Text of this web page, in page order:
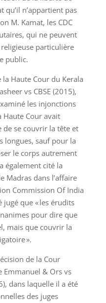
qu’il n’appartient pas
M. Kamat, les CDC
qui ne peuvent
particulière
public.
Haute Cour du Kerala
vs CBSE (2015),
les injonctions
Haute Cour avait
de se couvrir la tête et
longues, sauf pour la
le corps autrement
également cité la
Madras dans l’affaire
Commission Of India
jugé que « les érudits
pour dire que
mais que couvrir la
».
de la Cour
Emmanuel & Ors vs
dans laquelle il a été
des juges